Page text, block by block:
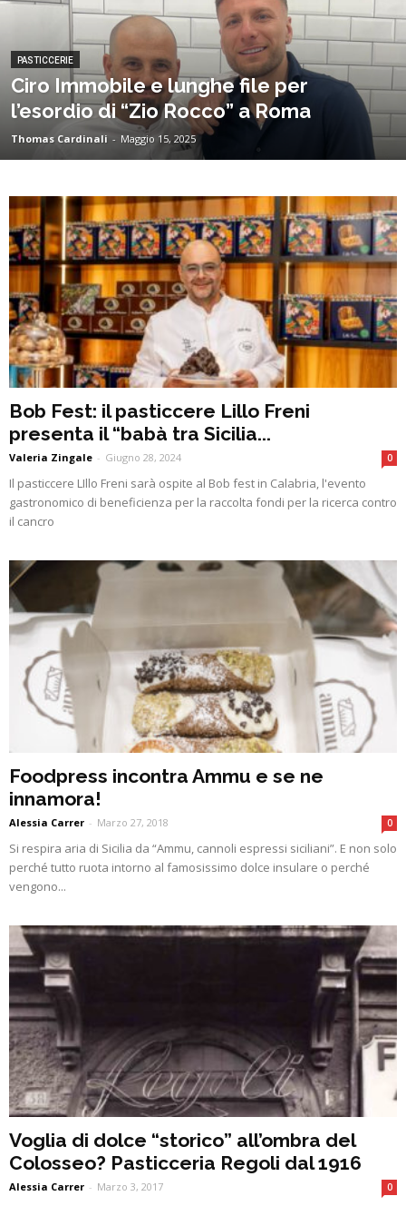
PASTICCERIE
Ciro Immobile e lunghe file per
l’esordio di “Zio Rocco” a Roma
Thomas Cardinali - Maggio 15, 2025
Bob Fest: il pasticcere Lillo Freni
presenta il “babà tra Sicilia...
Valeria Zingale - Giugno 28, 2024 0
Il pasticcere LIllo Freni sarà ospite al Bob fest in Calabria, l'evento
gastronomico di beneficienza per la raccolta fondi per la ricerca contro
il cancro
Foodpress incontra Ammu e se ne
innamora!
Alessia Carrer - Marzo 27, 2018 0
Si respira aria di Sicilia da “Ammu, cannoli espressi siciliani”. E non solo
perché tutto ruota intorno al famosissimo dolce insulare o perché
vengono...
Voglia di dolce “storico” all’ombra del
Colosseo? Pasticceria Regoli dal 1916
Alessia Carrer - Marzo 3, 2017 0